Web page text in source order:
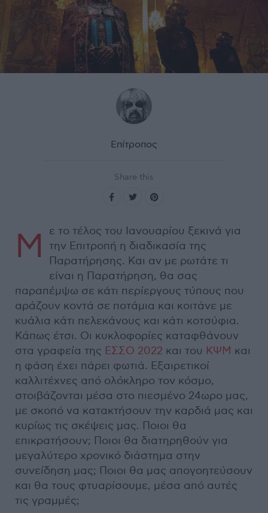
Επίτροπος
Share this
Μ
ε το τέλος του Ιανουαρίου ξεκινά για
την Επιτροπή η διαδικασία της
Παρατήρησης. Και αν με ρωτάτε τι
είναι η Παρατήρηση, θα σας
παραπέμψω σε κάτι περίεργους τύπους που
αράζουν κοντά σε ποτάμια και κοιτάνε με
κυάλια κάτι πελεκάνους και κάτι κοτσύφια.
Κάπως έτσι. Οι κυκλοφορίες καταφθάνουν
στα γραφεία της ΕΣΣΟ 2022 και του ΚΨΜ και
η φάση έχει πάρει φωτιά. Εξαιρετικοί
καλλιτέχνες από ολόκληρο τον κόσμο,
στοιβάζονται μέσα στο πιεσμένο 24ωρο μας,
με σκοπό να κατακτήσουν την καρδιά μας και
κυρίως τις σκέψεις μας. Ποιοι θα
επικρατήσουν; Ποιοι θα διατηρηθούν για
μεγαλύτερο χρονικό διάστημα στην
συνείδηση μας; Ποιοι θα μας απογοητεύσουν
και θα τους φτυαρίσουμε, μέσα από αυτές
τις γραμμές;